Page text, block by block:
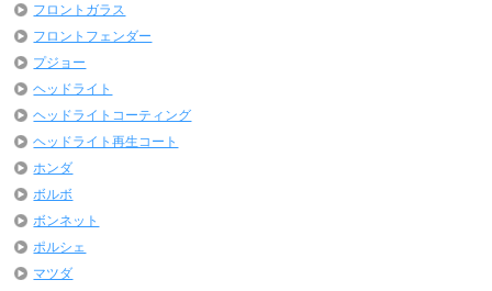
フロントガラス
フロントフェンダー
プジョー
ヘッドライト
ヘッドライトコーティング
ヘッドライト再生コート
ホンダ
ボルボ
ボンネット
ポルシェ
マツダ